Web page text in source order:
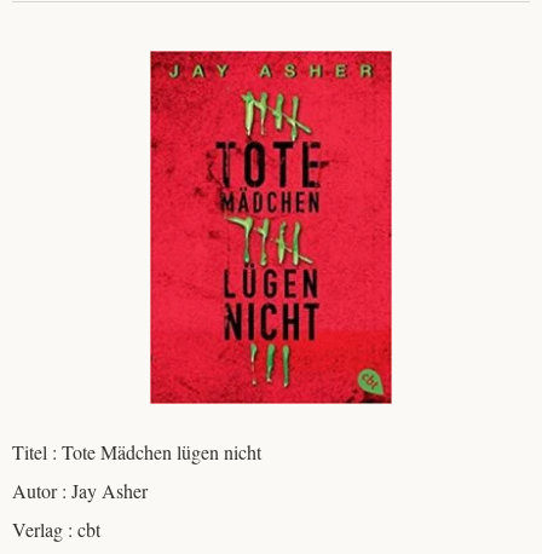
Titel : Tote Mädchen lügen nicht
Autor : Jay Asher
Verlag : cbt